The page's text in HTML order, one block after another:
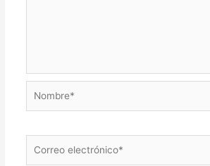
electrónico*